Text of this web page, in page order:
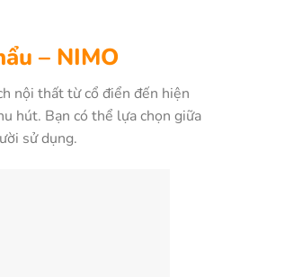
– NIMO
nội thất từ cổ điển đến hiện
hút. Bạn có thể lựa chọn giữa
sử dụng.